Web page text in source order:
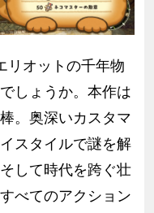
リオットの千年物
しょうか。本作は
。奥深いカスタマ
スタイルで謎を解
して時代を跨ぐ壮
べてのアクション